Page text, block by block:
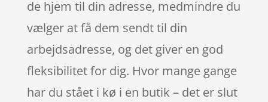
de hjem til din adresse, medmindre du
vælger at få dem sendt til din
arbejdsadresse, og det giver en god
fleksibilitet for dig. Hvor mange gange
har du stået i kø i en butik – det er slut